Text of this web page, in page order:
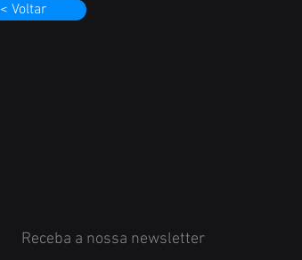
< Voltar
Receba a nossa newsletter